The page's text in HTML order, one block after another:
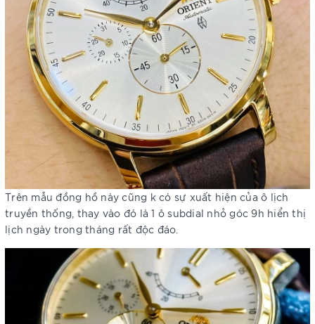
Trên mẫu đồng hồ này cũng k có sự xuất hiện của ô lịch
truyền thống, thay vào đó là 1 ô subdial nhỏ góc 9h hiển thị
lịch ngày trong tháng rất độc đáo.